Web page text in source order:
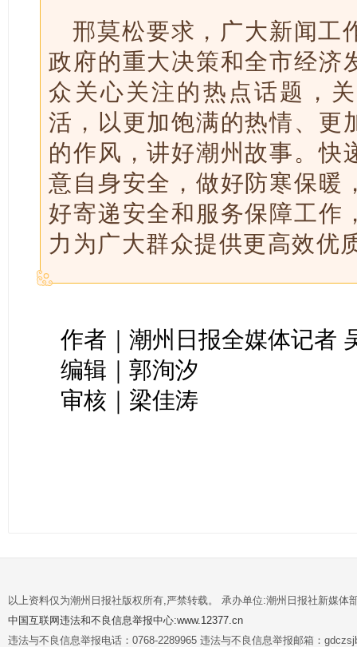
邢莫松要求，广大新闻工
政府的重大决策和全市经济
众关心关注的热点话题，
活，以更加饱满的热情、更
的作风，讲好潮州故事。快
意自身安全，做好防寒保暖
好寄递安全和服务保障工作
力为广大群众提供更高效优
作者｜潮州日报全媒体记者
编辑｜郭洵汐
审核｜梁佳涛
以上资料仅为潮州日报社版权所有,严禁转载。 承办单位:潮州日报社新媒体
中国互联网违法和不良信息举报中心:www.12377.cn
违法与不良信息举报电话：0768-2289965 违法与不良信息举报邮箱：